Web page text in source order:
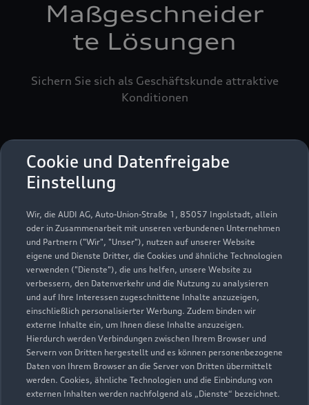
Cookie und Datenfreigabe
Einstellung
Wir, die AUDI AG, Auto-Union-Straße 1, 85057 Ingolstadt, allein
oder in Zusammenarbeit mit unseren verbundenen Unternehmen
und Partnern ("Wir", "Unser"), nutzen auf unserer Website
eigene und Dienste Dritter, die Cookies und ähnliche Technologien
verwenden ("Dienste"), die uns helfen, unsere Website zu
verbessern, den Datenverkehr und die Nutzung zu analysieren
und auf Ihre Interessen zugeschnittene Inhalte anzuzeigen,
einschließlich personalisierter Werbung. Zudem binden wir
externe Inhalte ein, um Ihnen diese Inhalte anzuzeigen.
Hierdurch werden Verbindungen zwischen Ihrem Browser und
Servern von Dritten hergestellt und es können personenbezogene
Daten von Ihrem Browser an die Server von Dritten übermittelt
werden. Cookies, ähnliche Technologien und die Einbindung von
externen Inhalten werden nachfolgend als „Dienste“ bezeichnet.
Maßgeschneider
te Lösungen
Sichern Sie sich als Geschäftskunde attraktive
Konditionen
Wir beraten Sie gerne